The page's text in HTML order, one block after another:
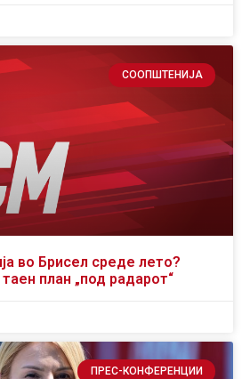
СООПШТЕНИЈА
во Брисел среде лето?
план „под радарот“
ПРЕС-КОНФЕРЕНЦИИ